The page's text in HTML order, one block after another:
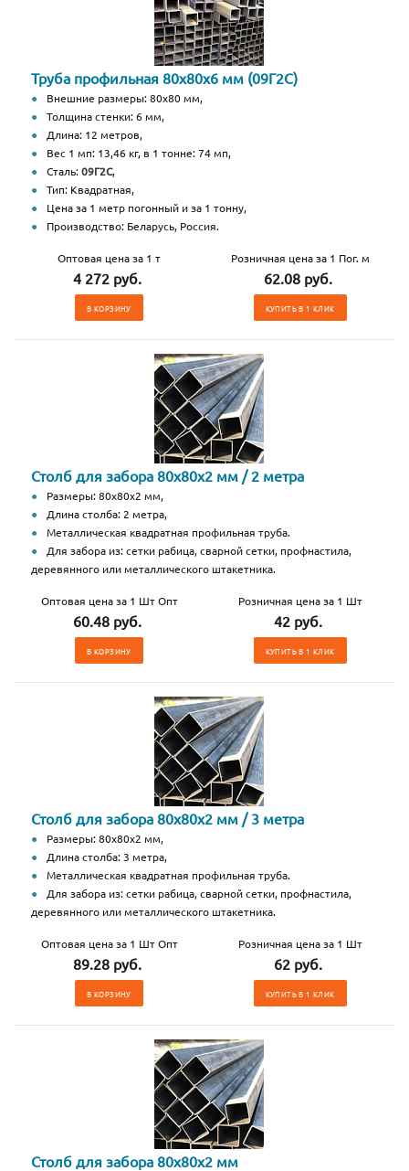
Труба профильная 80х80х6 мм (09Г2С)
Внешние размеры: 80х80 мм,
Толщина стенки: 6 мм,
Длина: 12 метров,
Вес 1 мп: 13,46 кг, в 1 тонне: 74 мп,
Сталь:09Г2С,
Тип: Квадратная,
Цена за 1 метр погонный и за 1 тонну,
Производство: Беларусь, Россия.
Оптовая цена за 1 т
4 272 руб.
В КОРЗИНУ
Розничная цена за 1 Пог. м
62.08 руб.
КУПИТЬ В 1 КЛИК
Столб для забора 80х80х2 мм / 2 метра
Размеры: 80х80х2 мм,
Длина столба: 2 метра,
Металлическая квадратная профильная труба.
Для забора из: сетки рабица, сварной сетки, профнастила,
деревянного или металлического штакетника.
Оптовая цена за 1 Шт Опт
60.48 руб.
В КОРЗИНУ
Розничная цена за 1 Шт
42 руб.
КУПИТЬ В 1 КЛИК
Столб для забора 80х80х2 мм / 3 метра
Размеры: 80х80х2 мм,
Длина столба: 3 метра,
Металлическая квадратная профильная труба.
Для забора из: сетки рабица, сварной сетки, профнастила,
деревянного или металлического штакетника.
Оптовая цена за 1 Шт Опт
89.28 руб.
В КОРЗИНУ
Розничная цена за 1 Шт
62 руб.
КУПИТЬ В 1 КЛИК
Столб для забора 80х80х2 мм